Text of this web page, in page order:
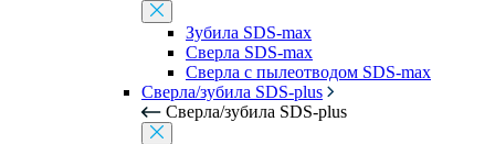
Зубила SDS-max
Сверла SDS-max
Сверла с пылеотводом SDS-max
Сверла/зубила SDS-plus
Сверла/зубила SDS-plus